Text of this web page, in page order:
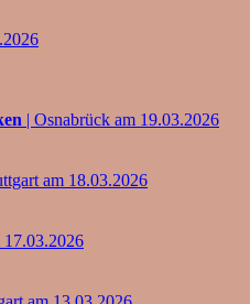
| Osnabrück am 19.03.2026
am 18.03.2026
17.03.2026